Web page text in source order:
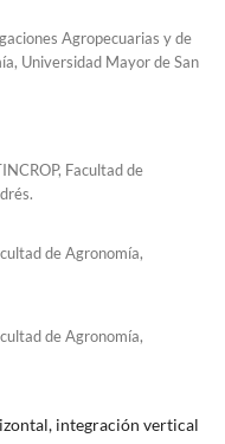
Agropecuarias y de
Universidad Mayor de San
Facultad de
de Agronomía,
de Agronomía,
integración vertical